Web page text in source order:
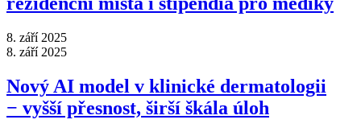
8. září 2025
8. září 2025
Nový AI model v klinické dermatologii
−⁠ vyšší přesnost, širší škála úloh